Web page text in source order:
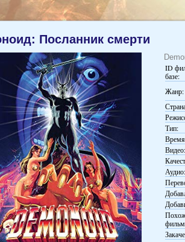
Посланник смерти
ID
базе:
Жанр:
Тип:
Видео:
Аудио: